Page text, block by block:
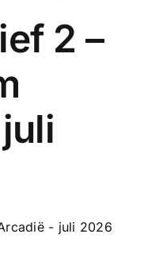
2 –
- juli 2026